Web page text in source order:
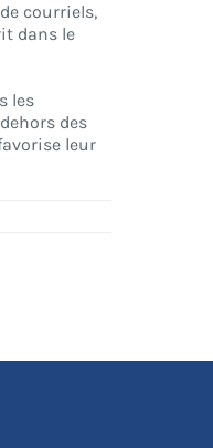
courriels,
dans le
les
des
leur